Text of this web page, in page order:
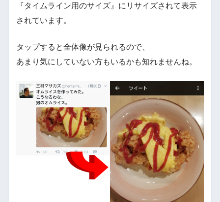
『タイムライン用のサイズ』にリサイズされて表示
されています。
タップすると全体像が見られるので、
あまり気にしていない方もいるかも知れませんね。